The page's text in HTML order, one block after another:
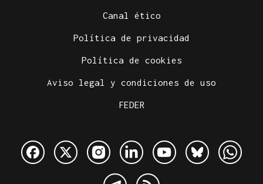
Canal ético
Política de privacidad
Política de cookies
Aviso legal y condiciones de uso
FEDER